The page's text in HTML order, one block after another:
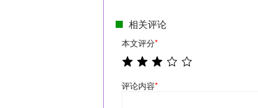
相关评论
本文评分*
评论内容*